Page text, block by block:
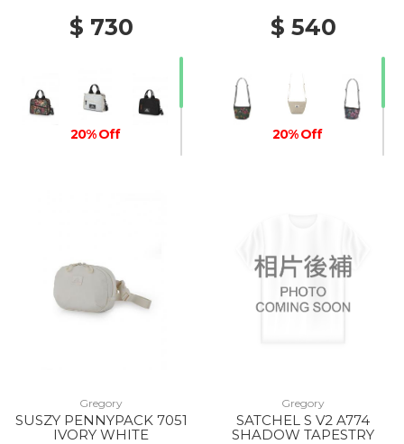
$ 730
20% Off
$ 540
20% Off
Gregory
SUSZY PENNYPACK 7051
IVORY WHITE
Gregory
SATCHEL S V2 A774
SHADOW TAPESTRY